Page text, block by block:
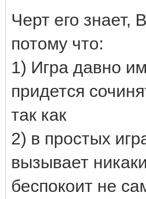
Черт его знает,
потому что:
1) Игра давно
придется
так как
2) в простых
вызывает
беспокоит не